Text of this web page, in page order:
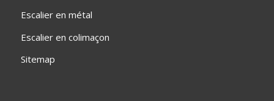
Escalier en métal
Escalier en colimaçon
Sitemap